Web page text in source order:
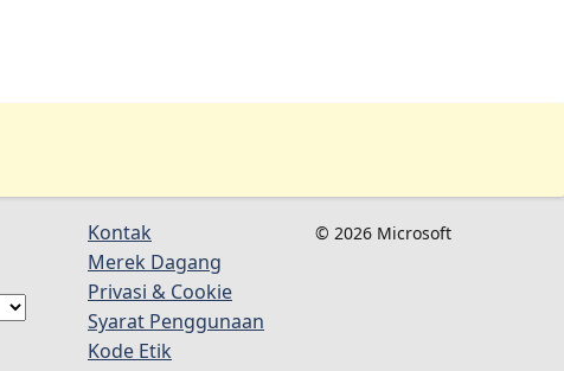
Kontak
Merek Dagang
Privasi & Cookie
Syarat Penggunaan
Kode Etik
© 2026 Microsoft